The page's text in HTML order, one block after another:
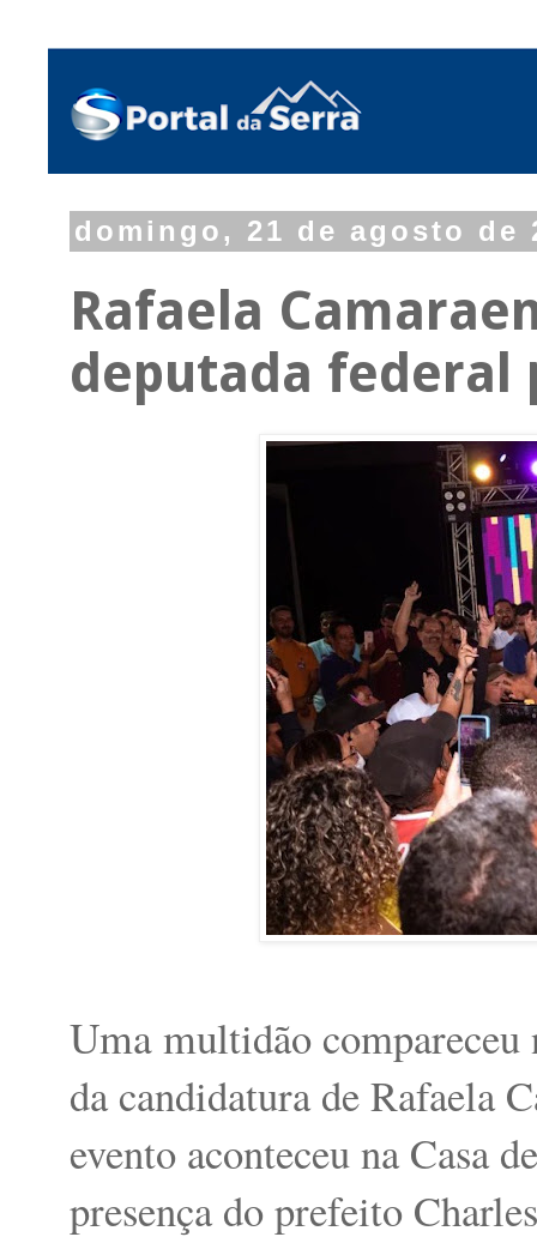
domingo, 21 de agosto de
Rafaela
deputada federal
Uma multidão compareceu
da candidatura de Rafaela
evento aconteceu na Casa
presença do prefeito